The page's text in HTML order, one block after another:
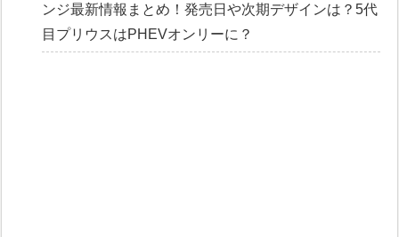
ンジ最新情報まとめ！発売日や次期デザインは？5代
目プリウスはPHEVオンリーに？